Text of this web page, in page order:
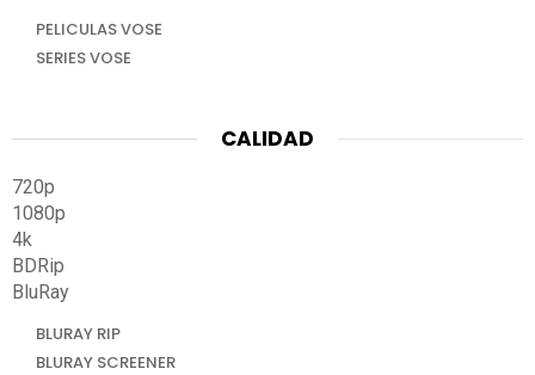
PELICULAS VOSE
SERIES VOSE
CALIDAD
720p
1080p
4k
BDRip
BluRay
BLURAY RIP
BLURAY SCREENER